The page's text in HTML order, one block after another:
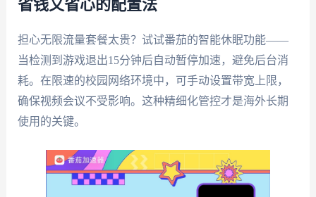
省钱又省心的配置法
担心无限流量套餐太贵？试试番茄的智能休眠功能——
当检测到游戏退出15分钟后自动暂停加速，避免后台消
耗。在限速的校园网络环境中，可手动设置带宽上限，
确保视频会议不受影响。这种精细化管控才是海外长期
使用的关键。